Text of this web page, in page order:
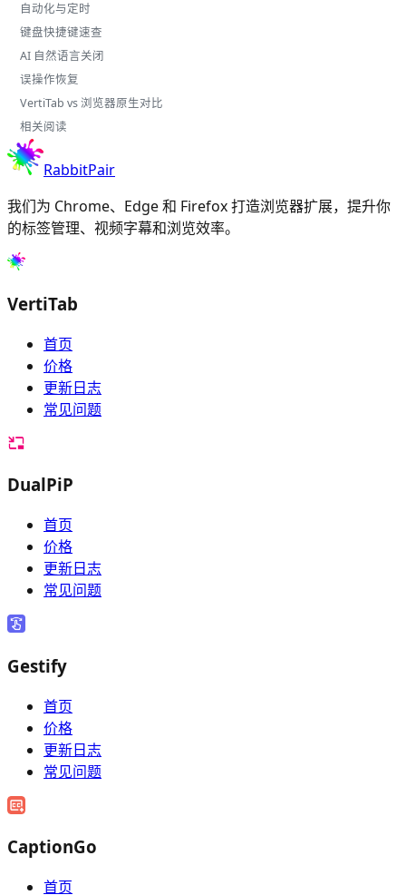
自动化与定时
键盘快捷键速查
AI 自然语言关闭
误操作恢复
VertiTab vs 浏览器原生对比
相关阅读
RabbitPair
我们为 Chrome、Edge 和 Firefox 打造浏览器扩展，提升你
的标签管理、视频字幕和浏览效率。
VertiTab
首页
价格
更新日志
常见问题
DualPiP
首页
价格
更新日志
常见问题
Gestify
首页
价格
更新日志
常见问题
CaptionGo
首页